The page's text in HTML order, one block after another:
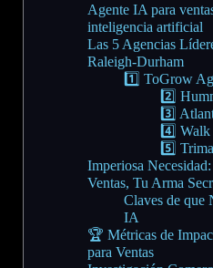
Agente IA para
inteligencia artificial
Las 5 Agencias
Raleigh-Durham
1️⃣ ToGrow
2️⃣
3️⃣
4️⃣ Walk
5️⃣
Imperiosa
Ventas, Tu Arma
Claves de que
IA
🏆 Métricas de
para Ventas